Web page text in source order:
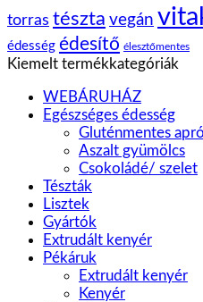
torras tészta vegán
édesség édesítő élesztőmentes
Kiemelt termékkategóriák
WEBÁRUHÁZ
Egészséges édesség
Gluténmentes
Aszalt gyümölcs
Csokoládé/ szelet
Tészták
Lisztek
Gyártók
Extrudált kenyér
Pékáruk
Extrudált kenyér
Kenyér